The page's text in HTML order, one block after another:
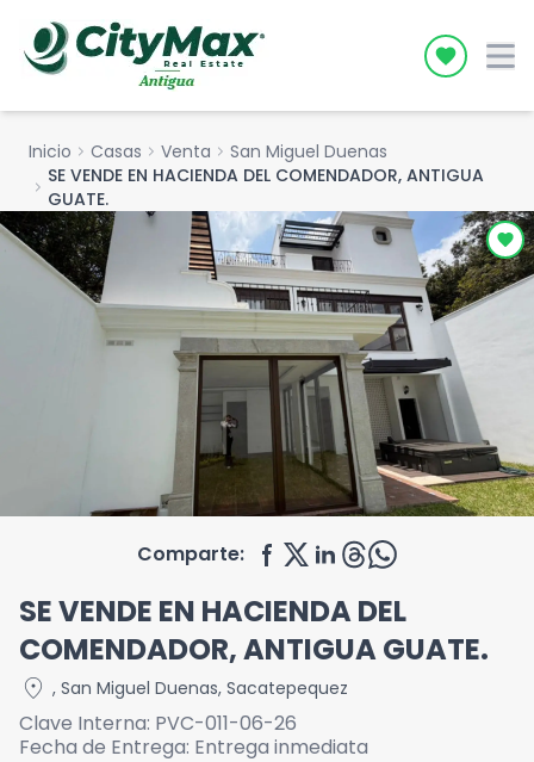
Icon
Inicio chevron_right Casas chevron_right Venta chevron_right San Miguel Duenas
chevron_right SE VENDE EN HACIENDA DEL COMENDADOR, ANTIGUA
GUATE.
Comparte:
SE VENDE EN HACIENDA DEL
COMENDADOR, ANTIGUA GUATE.
location_on , San Miguel Duenas, Sacatepequez
Clave Interna: PVC-011-06-26
Fecha de Entrega: Entrega inmediata